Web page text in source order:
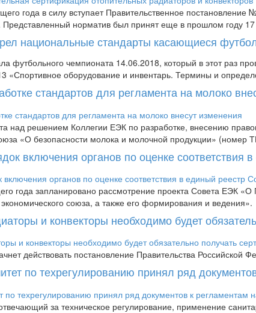
года в силу вступает Правительственное
норматив был принят еще в прошлом году
национальные стандарты касающиеся
футбольного чемпионата 14.06.2018, который в этот раз
«Спортивное оборудование и инвентарь. Термины и
стандартов для регламента на молоко
над решением Коллегии ЕЭК по разработке, внесению
«О безопасности молока и молочной продукции» (номер
включения органов по оценке соответствия
года запланировано рассмотрение проекта Совета ЕЭК
экономического союза, а также его формирования и ведения».
и конвекторы необходимо будет
действовать постановление Правительства
по техрегулированию принял ряд
за техническое регулирование, применение